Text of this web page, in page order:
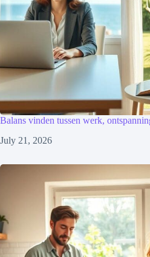
Balans vinden tussen werk,
July 21, 2026